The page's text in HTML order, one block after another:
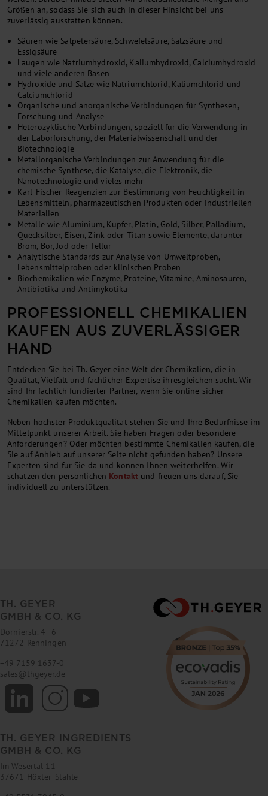
Größen an, sodass Sie sich auch in dieser Hinsicht bei uns
zuverlässig ausstatten können.
Säuren wie Salpetersäure, Schwefelsäure, Salzsäure und
Essigsäure
Laugen wie Natriumhydroxid, Kaliumhydroxid, Calciumhydroxid
und viele anderen Basen
Hydroxide und Salze wie Natriumchlorid, Kaliumchlorid und
Calciumchlorid
Organische und anorganische Verbindungen für Synthesen,
Forschung und Analyse
Heterozyklische Verbindungen, speziell für die Verwendung in
der Laborforschung, der Materialwissenschaft und der
Biotechnologie
Metallorganische Verbindungen zur Anwendung für die
chemische Synthese, die Katalyse, die Elektronik, die
Nanotechnologie und vieles mehr
Karl-Fischer-Reagenzien zur Bestimmung von Feuchtigkeit in
Lebensmitteln, pharmazeutischen Produkten oder industriellen
Materialien
Metalle wie Aluminium, Kupfer, Platin, Gold, Silber, Palladium,
Quecksilber, Eisen, Zink oder Titan sowie Elemente, darunter
Brom, Bor, Jod oder Tellur
Analytische Standards zur Analyse von Umweltproben,
Lebensmittelproben oder klinischen Proben
Biochemikalien wie Enzyme, Proteine, Vitamine, Aminosäuren,
Antibiotika und Antimykotika
PROFESSIONELL CHEMIKALIEN
KAUFEN AUS ZUVERLÄSSIGER
HAND
Entdecken Sie bei Th. Geyer eine Welt der Chemikalien, die in
Qualität, Vielfalt und fachlicher Expertise ihresgleichen sucht. Wir
sind Ihr fachlich fundierter Partner, wenn Sie online sicher
Chemikalien kaufen möchten.
Neben höchster Produktqualität stehen Sie und Ihre Bedürfnisse im
Mittelpunkt unserer Arbeit. Sie haben Fragen oder besondere
Anforderungen? Oder möchten bestimmte Chemikalien kaufen, die
Sie auf Anhieb auf unserer Seite nicht gefunden haben? Unsere
Experten sind für Sie da und können Ihnen weiterhelfen. Wir
schätzen den persönlichen Kontakt und freuen uns darauf, Sie
individuell zu unterstützen.
TH. GEYER
GMBH & CO. KG
Dornierstr. 4–6
71272 Renningen
+49 7159 1637-0
sales@thgeyer.de
TH. GEYER INGREDIENTS
GMBH & CO. KG
Im Wesertal 11
37671 Höxter-Stahle